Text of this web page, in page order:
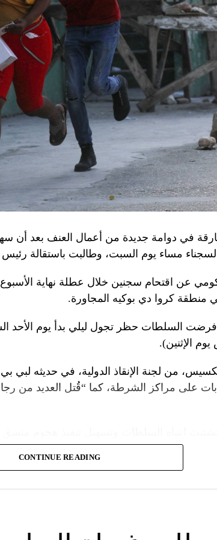
الأوكراني» فولوديمير زيلينسكي
كيريلو بودانوف، بناءً على أوامر من
إلى أن المشتبه فيهما اللذَين أوقفا «شخصان
يتولّى أمن المسؤولين الحكوميين.
أن هذه الشبكة كانت «تحت إشراف» جهاز الأمن
معلومات سرّية» إلى روسيا، مؤكدةً أنهما كانا
بهدف «احتجازه كرهينة وقتله». وكشفت
على مسيّرات ومتفجّرات.
الرئيس الصيني شي جينبينغ في تصريحات
حلف «الناتو»، على خلفية قصفه «الفاضح»
الفرنسي إيمانويل ماكرون شي إلى منطقة
من شأنها أن تسمح بحوار مباشر عن الحرب في
برفقة زوجتيهما بُعيد الظهر إلى جبل
جبليّاً يقع على ارتفاع كبير، حيث تناول
لنظيره من بطانيات صوف من جبال البيرينيه،
فرنسا للدرّاجات.
«أعلم أنك تُحبّ الرياضة… سنكون سعداء
شي بأن يقوم بدعاية للحم الخنزير المحلّي
دعا إليها ماكرون لمناسبة أولمبياد باريس هذا
في دوامة جديدة من أعمال العنف بعد أن
مساء يوم السبت، وطالبت باستقالة رئيس
عن اقتحام سجنين خلال عطلة نهاية
في منطقة كروا دي بوكيه المجاورة.
الإثنين).
من لجنة الإنقاذ الدولية، في حديثه لبي
على مراكز الشرطة، كما “قُتل العديد من
CONTINUE READING